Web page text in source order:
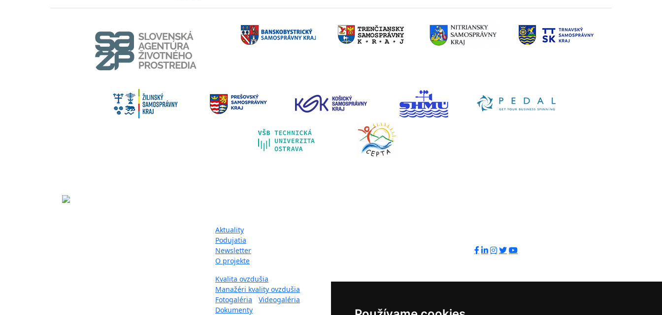
Aktuality
Podujatia
Newsletter
O projekte
Kvalita ovzdušia
Manažéri kvality ovzdušia
Fotogaléria
Videogaléria
Dokumenty